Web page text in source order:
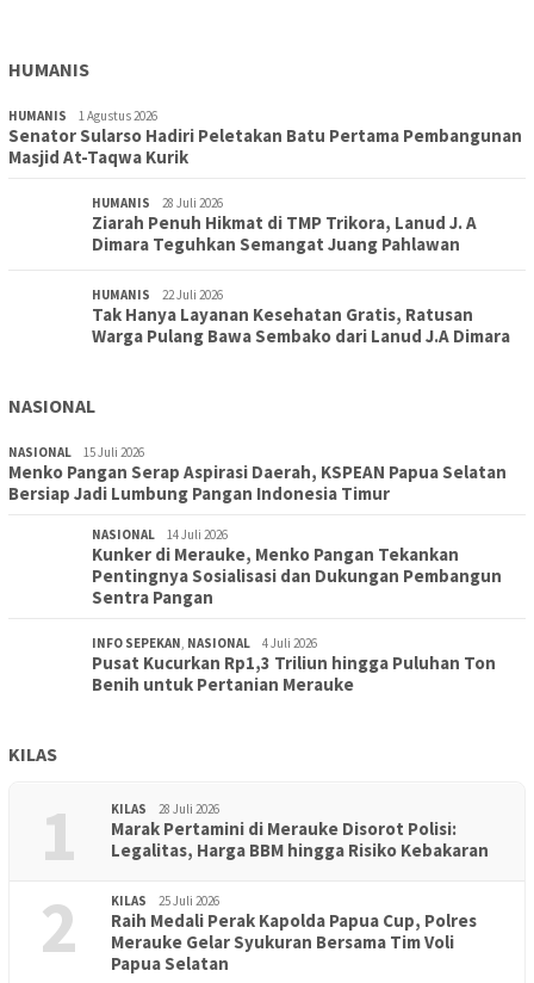
HUMANIS
HUMANIS 1 Agustus 2026
Senator Sularso Hadiri Peletakan Batu Pertama Pembangunan
Masjid At-Taqwa Kurik
HUMANIS 28 Juli 2026
Ziarah Penuh Hikmat di TMP Trikora, Lanud J. A
Dimara Teguhkan Semangat Juang Pahlawan
HUMANIS 22 Juli 2026
Tak Hanya Layanan Kesehatan Gratis, Ratusan
Warga Pulang Bawa Sembako dari Lanud J.A Dimara
NASIONAL
NASIONAL 15 Juli 2026
Menko Pangan Serap Aspirasi Daerah, KSPEAN Papua Selatan
Bersiap Jadi Lumbung Pangan Indonesia Timur
NASIONAL 14 Juli 2026
Kunker di Merauke, Menko Pangan Tekankan
Pentingnya Sosialisasi dan Dukungan Pembangun
Sentra Pangan
INFO SEPEKAN NASIONAL 4 Juli 2026
Pusat Kucurkan Rp1,3 Triliun hingga Puluhan Ton
Benih untuk Pertanian Merauke
KILAS
1 KILAS 28 Juli 2026
Marak Pertamini di Merauke Disorot Polisi:
Legalitas, Harga BBM hingga Risiko Kebakaran
2 KILAS 25 Juli 2026
Raih Medali Perak Kapolda Papua Cup, Polres
Merauke Gelar Syukuran Bersama Tim Voli
Papua Selatan